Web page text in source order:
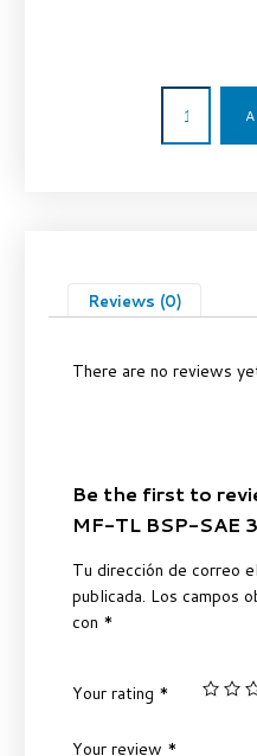
Reviews (0)
There are no reviews
Be the first to
MF-TL BSP-SAE
Tu dirección de correo
publicada. Los campos
con *
Your rating *
Your review *